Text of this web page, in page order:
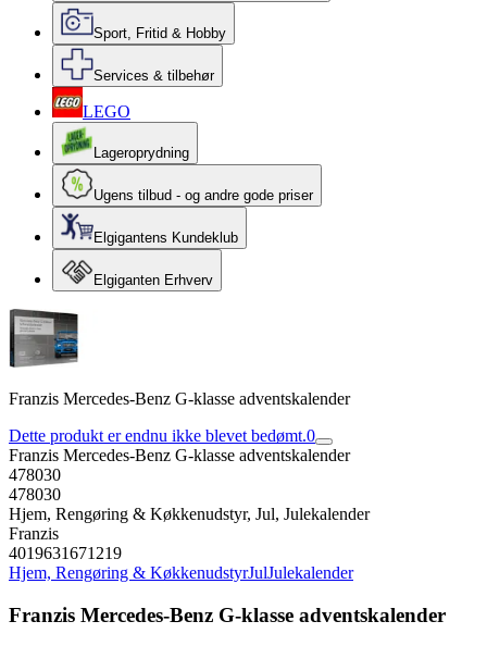
Sport, Fritid & Hobby
Services & tilbehør
LEGO
Lageroprydning
Ugens tilbud - og andre gode priser
Elgigantens Kundeklub
Elgiganten Erhverv
Franzis Mercedes-Benz G-klasse adventskalender
Dette produkt er endnu ikke blevet bedømt.0
Franzis Mercedes-Benz G-klasse adventskalender
478030
478030
Hjem, Rengøring & Køkkenudstyr, Jul, Julekalender
Franzis
4019631671219
Hjem, Rengøring & KøkkenudstyrJulJulekalender
Franzis Mercedes-Benz G-klasse adventskalender